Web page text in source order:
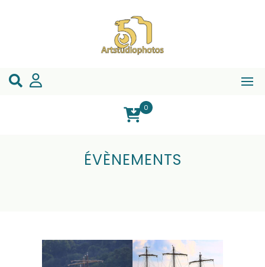
0
ÉVÈNEMENTS